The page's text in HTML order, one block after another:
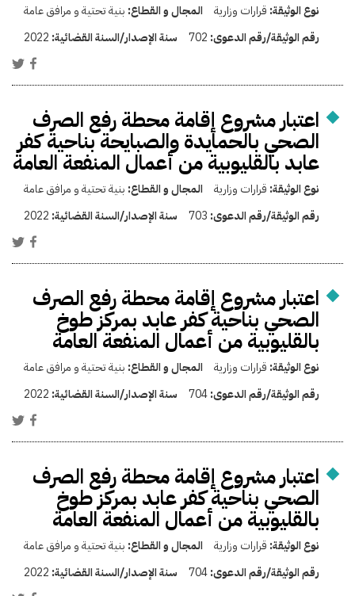
نوع الوثيقة: قرارات وزارية المجال و القطاع: بنية تحتية و مرافق عامة
رقم الوثيقة/رقم الدعوى: 702 سنة الإصدار/السنة القضائية: 2022
اعتبار مشروع إقامة محطة رفع الصرف
الصحي بالحمايدة والصبايحة بناحية كفر
عابد بالقليوبية من أعمال المنفعة العامة
نوع الوثيقة: قرارات وزارية المجال و القطاع: بنية تحتية و مرافق عامة
رقم الوثيقة/رقم الدعوى: 703 سنة الإصدار/السنة القضائية: 2022
اعتبار مشروع إقامة محطة رفع الصرف
الصحي بناحية كفر عابد بمركز طوخ
بالقليوبية من أعمال المنفعة العامة
نوع الوثيقة: قرارات وزارية المجال و القطاع: بنية تحتية و مرافق عامة
رقم الوثيقة/رقم الدعوى:704 سنة الإصدار/السنة القضائية: 2022
اعتبار مشروع إقامة محطة رفع الصرف
الصحي بناحية كفر عابد بمركز طوخ
بالقليوبية من أعمال المنفعة العامة
نوع الوثيقة: قرارات وزارية المجال و القطاع: بنية تحتية و مرافق عامة
رقم الوثيقة/رقم الدعوى:704 سنة الإصدار/السنة القضائية: 2022